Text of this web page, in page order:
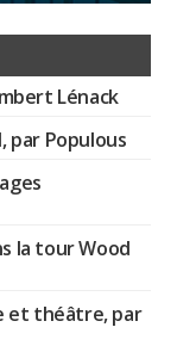
Lénack
par Populous
la tour Wood
et théâtre, par